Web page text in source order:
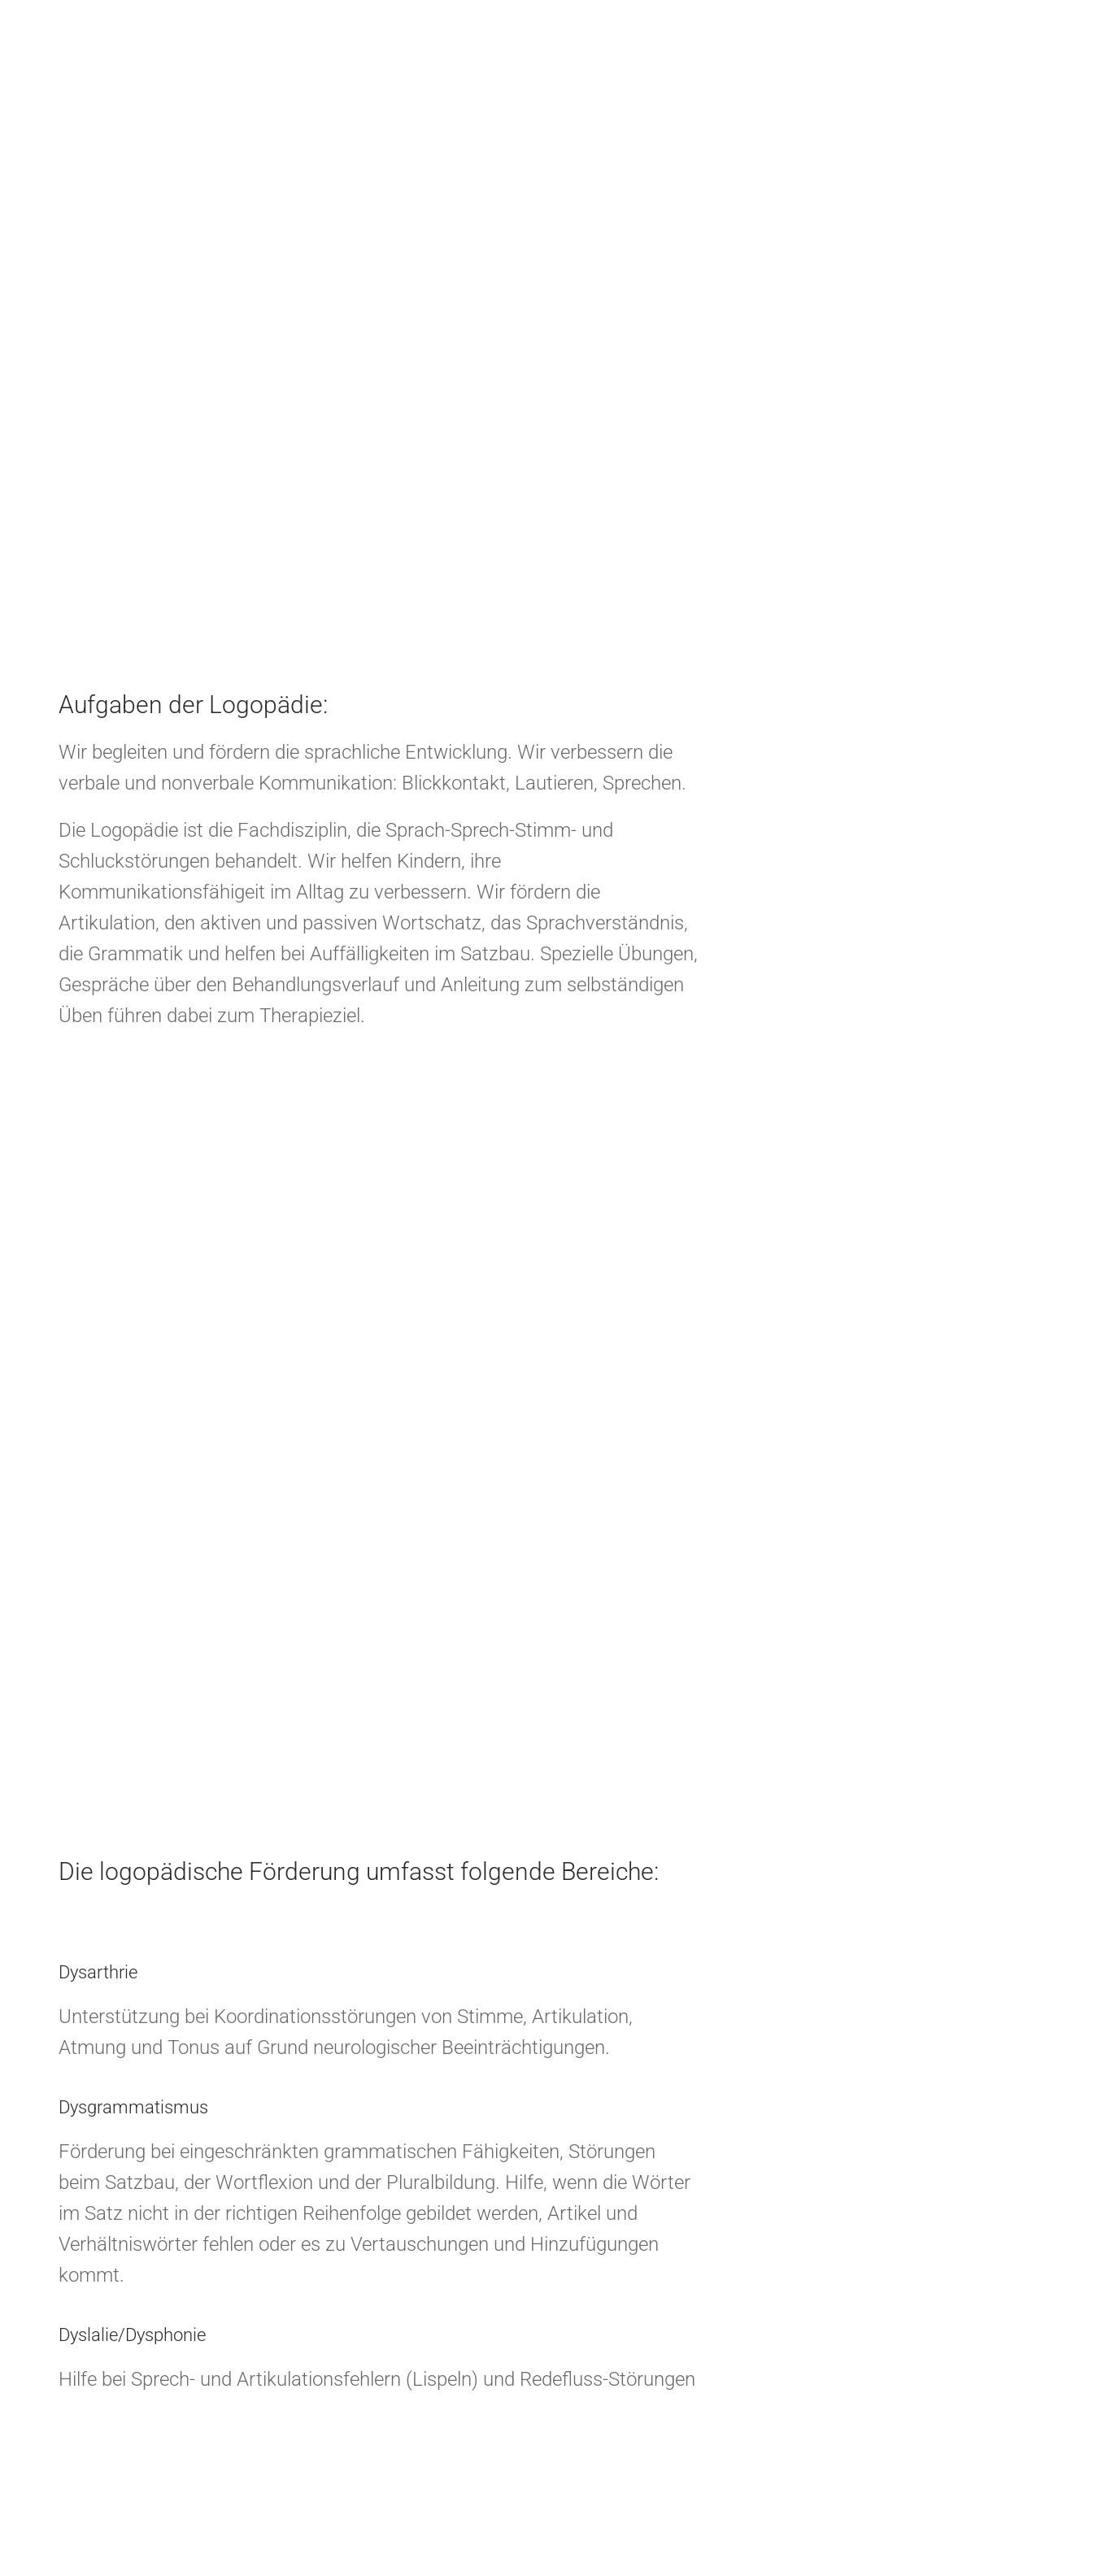
Aufgaben der Logopädie:
Wir begleiten und fördern die sprachliche Entwicklung. Wir verbessern die
verbale und nonverbale Kommunikation: Blickkontakt, Lautieren, Sprechen.
Die Logopädie ist die Fachdisziplin, die Sprach-Sprech-Stimm- und
Schluckstörungen behandelt. Wir helfen Kindern, ihre
Kommunikationsfähigeit im Alltag zu verbessern. Wir fördern die
Artikulation, den aktiven und passiven Wortschatz, das Sprachverständnis,
die Grammatik und helfen bei Auffälligkeiten im Satzbau. Spezielle Übungen,
Gespräche über den Behandlungsverlauf und Anleitung zum selbständigen
Üben führen dabei zum Therapieziel.
Die logopädische Förderung umfasst folgende Bereiche:
Dysarthrie
Unterstützung bei Koordinationsstörungen von Stimme, Artikulation,
Atmung und Tonus auf Grund neurologischer Beeinträchtigungen.
Dysgrammatismus
Förderung bei eingeschränkten grammatischen Fähigkeiten, Störungen
beim Satzbau, der Wortflexion und der Pluralbildung. Hilfe, wenn die Wörter
im Satz nicht in der richtigen Reihenfolge gebildet werden, Artikel und
Verhältniswörter fehlen oder es zu Vertauschungen und Hinzufügungen
kommt.
Dyslalie/Dysphonie
Hilfe bei Sprech- und Artikulationsfehlern (Lispeln) und Redefluss-Störungen